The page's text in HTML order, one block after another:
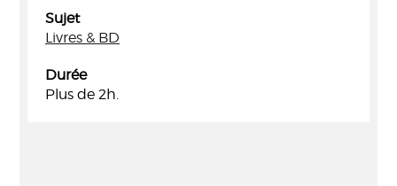
Sujet
Livres & BD
Durée
Plus de 2h.